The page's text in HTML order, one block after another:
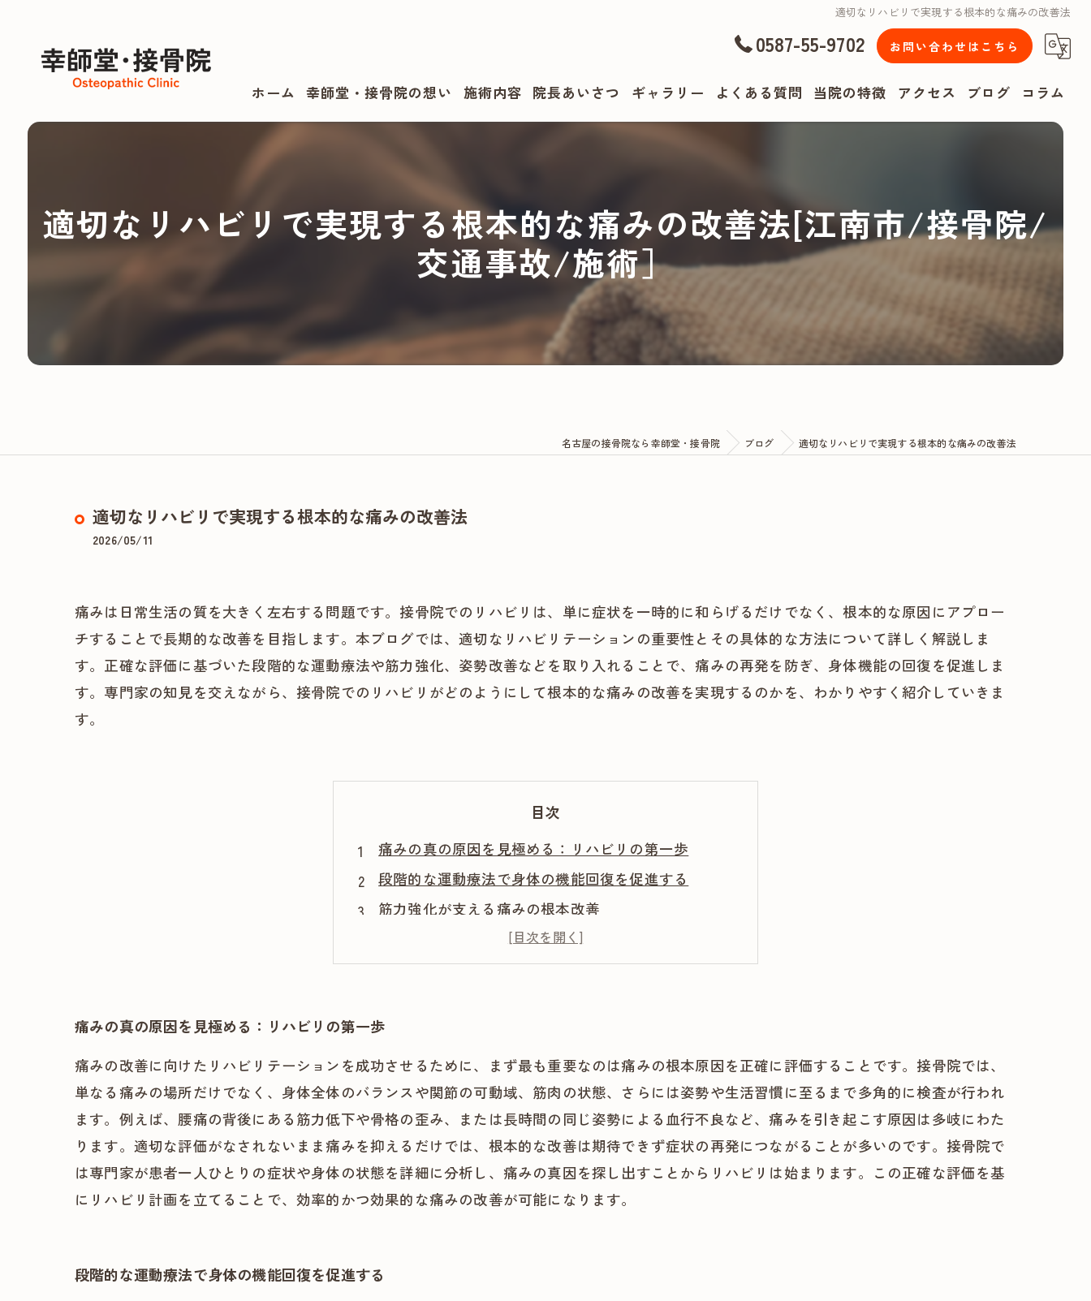
適切なリハビリで実現する根本的な痛みの改善法
0587-55-9702 お問い合わせはこちら
ホーム 幸師堂・接骨院の想い 施術内容 院長あいさつ ギャラリー よくある質問 当院の特徴
肩こり
リハビリ
アクセス ブログ コラム
適切なリハビリで実現する根本的な痛みの改善法[江南市/接骨院/
交通事故/施術］
名古屋の接骨院なら幸師堂・接骨院 ブログ 適切なリハビリで実現する根本的な痛みの改善法
適切なリハビリで実現する根本的な痛みの改善法
2026/05/11
痛みは日常生活の質を大きく左右する問題です。接骨院でのリハビリは、単に症状を一時的に和らげるだけでなく、根本的な原因にアプロー
チすることで長期的な改善を目指します。本ブログでは、適切なリハビリテーションの重要性とその具体的な方法について詳しく解説しま
す。正確な評価に基づいた段階的な運動療法や筋力強化、姿勢改善などを取り入れることで、痛みの再発を防ぎ、身体機能の回復を促進しま
す。専門家の知見を交えながら、接骨院でのリハビリがどのようにして根本的な痛みの改善を実現するのかを、わかりやすく紹介していきま
す。
目次
痛みの真の原因を見極める：リハビリの第一歩
段階的な運動療法で身体の機能回復を促進する
筋力強化が支える痛みの根本改善
姿勢改善が導く持続可能な痛みの解放
日常習慣の見直しと専門家との継続的なケアの重要性
痛みの真の原因を見極める：リハビリの第一歩
痛みの改善に向けたリハビリテーションを成功させるために、まず最も重要なのは痛みの根本原因を正確に評価することです。接骨院では、
単なる痛みの場所だけでなく、身体全体のバランスや関節の可動域、筋肉の状態、さらには姿勢や生活習慣に至るまで多角的に検査が行われ
ます。例えば、腰痛の背後にある筋力低下や骨格の歪み、または長時間の同じ姿勢による血行不良など、痛みを引き起こす原因は多岐にわた
ります。適切な評価がなされないまま痛みを抑えるだけでは、根本的な改善は期待できず症状の再発につながることが多いのです。接骨院で
は専門家が患者一人ひとりの症状や身体の状態を詳細に分析し、痛みの真因を探し出すことからリハビリは始まります。この正確な評価を基
にリハビリ計画を立てることで、効率的かつ効果的な痛みの改善が可能になります。
段階的な運動療法で身体の機能回復を促進する